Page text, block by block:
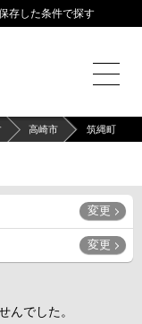
存した条件で探す
高崎市 筑縄町
変更
変更
んでした。